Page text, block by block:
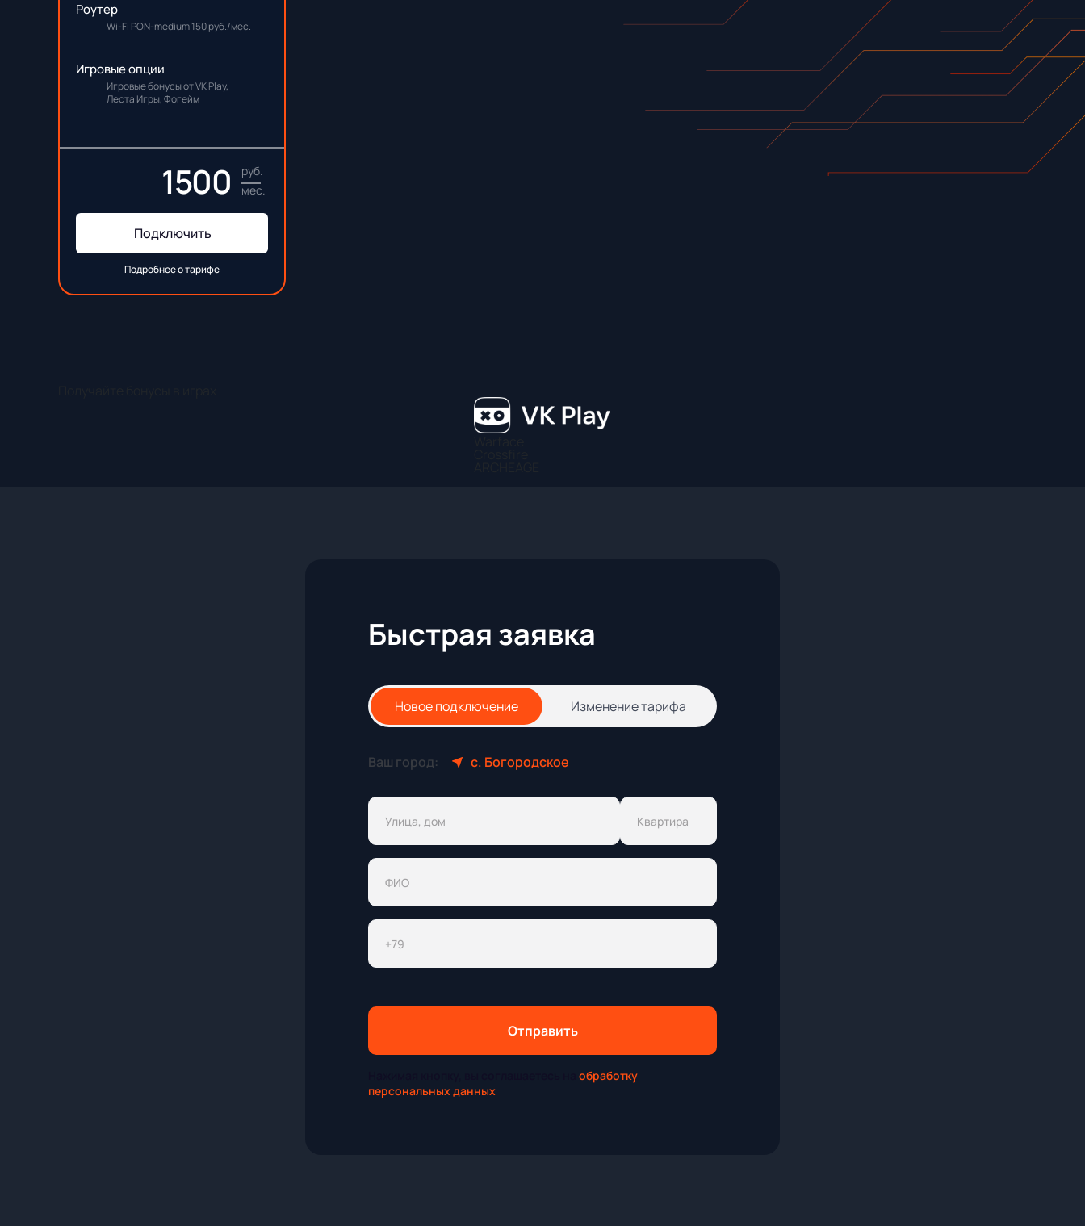
Роутер
Wi-Fi PON-medium 150 руб./мес.
Игровые опции
Игровые бонусы от VK Play,
Леста Игры, Фогейм
1500
руб.
мес.
Подключить
Подробнее о тарифе
Быстрая заявка
Новое подключение Изменение тарифа
Ваш город: с. Богородское
Отправить
обработку
персональных данных